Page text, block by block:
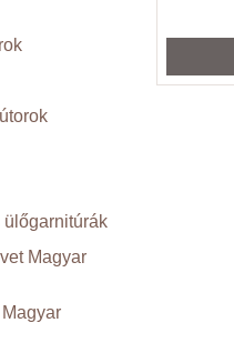
ülőgarnitúrák
Magyar